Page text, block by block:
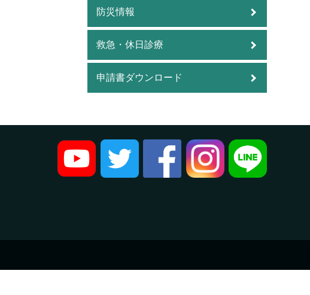
防災情報
救急・休日診療
申請書ダウンロード